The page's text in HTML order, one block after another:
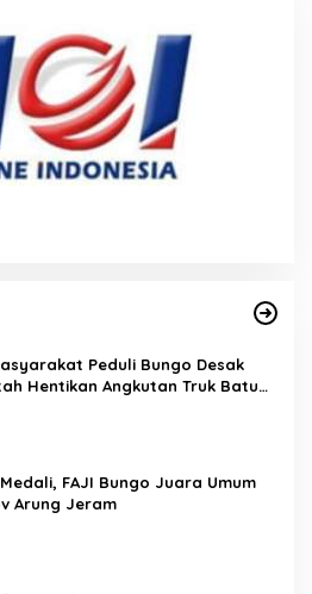
Peduli Bungo Desak
Hentikan Angkutan Truk Batu
Medali, FAJI Bungo Juara Umum
Arung Jeram